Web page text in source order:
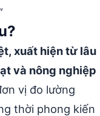
xuất hiện từ lâu
và nông nghiệp
vị đo lường
thời phong kiến